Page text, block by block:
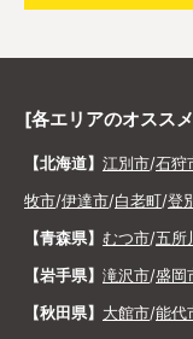
[各エリアのオスス
【北海道】 江別市/石狩
牧市/伊達市/白老町/登
【青森県】 むつ市/五所
【岩手県】 滝沢市/盛岡
【秋田県】 大館市/能代